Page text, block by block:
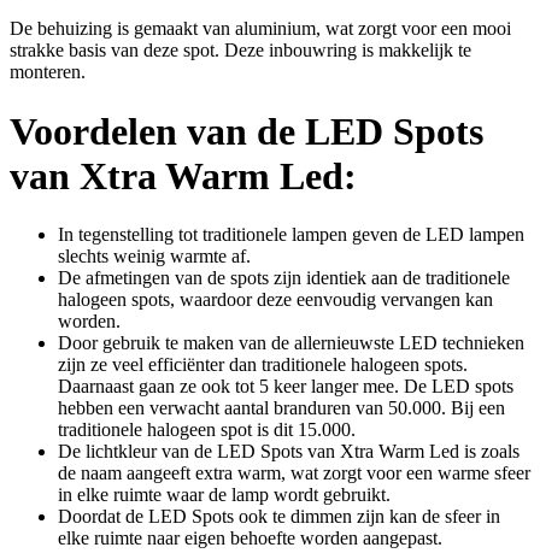
De behuizing is gemaakt van aluminium, wat zorgt voor een mooi
strakke basis van deze spot. Deze inbouwring is makkelijk te
monteren.
Voordelen van de LED Spots
van Xtra Warm Led:
In tegenstelling tot traditionele lampen geven de LED lampen
slechts weinig warmte af.
De afmetingen van de spots zijn identiek aan de traditionele
halogeen spots, waardoor deze eenvoudig vervangen kan
worden.
Door gebruik te maken van de allernieuwste LED technieken
zijn ze veel efficiënter dan traditionele halogeen spots.
Daarnaast gaan ze ook tot 5 keer langer mee. De LED spots
hebben een verwacht aantal branduren van 50.000. Bij een
traditionele halogeen spot is dit 15.000.
De lichtkleur van de LED Spots van Xtra Warm Led is zoals
de naam aangeeft extra warm, wat zorgt voor een warme sfeer
in elke ruimte waar de lamp wordt gebruikt.
Doordat de LED Spots ook te dimmen zijn kan de sfeer in
elke ruimte naar eigen behoefte worden aangepast.